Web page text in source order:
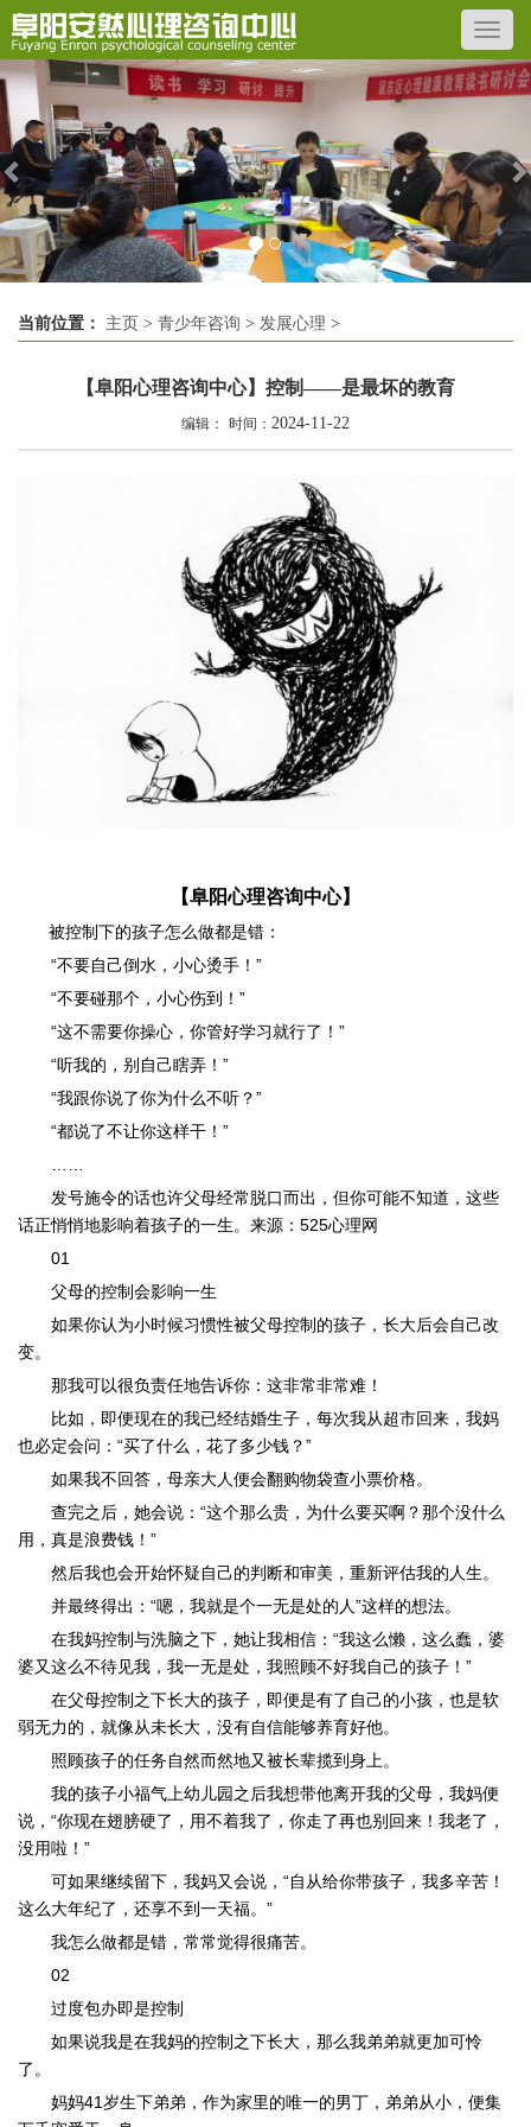
Previous
当前位置： 主页 > 青少年咨询 > 发展心理 >
【阜阳心理咨询中心】控制——是最坏的教育
编辑： 时间： 2024-11-22
【阜阳心理咨询中心】
被控制下的孩子怎么做都是错：
“不要自己倒水，小心烫手！”
“不要碰那个，小心伤到！”
“这不需要你操心，你管好学习就行了！”
“听我的，别自己瞎弄！”
“我跟你说了你为什么不听？”
“都说了不让你这样干！”
发号施令的话也许父母经常脱口而出，但你可能不知道，这些
话正悄悄地影响着孩子的一生。来源：525心理网
01
父母的控制会影响一生
如果你认为小时候习惯性被父母控制的孩子，长大后会自己改
变。
那我可以很负责任地告诉你：这非常非常难！
比如，即便现在的我已经结婚生子，每次我从超市回来，我妈
也必定会问：“买了什么，花了多少钱？”
如果我不回答，母亲大人便会翻购物袋查小票价格。
查完之后，她会说：“这个那么贵，为什么要买啊？那个没什么
用，真是浪费钱！”
然后我也会开始怀疑自己的判断和审美，重新评估我的人生。
并最终得出：“嗯，我就是个一无是处的人”这样的想法。
在我妈控制与洗脑之下，她让我相信：“我这么懒，这么蠢，婆
婆又这么不待见我，我一无是处，我照顾不好我自己的孩子！”
在父母控制之下长大的孩子，即便是有了自己的小孩，也是软
弱无力的，就像从未长大，没有自信能够养育好他。
照顾孩子的任务自然而然地又被长辈揽到身上。
我的孩子小福气上幼儿园之后我想带他离开我的父母，我妈便
说，“你现在翅膀硬了，用不着我了，你走了再也别回来！我老了，
没用啦！”
可如果继续留下，我妈又会说，“自从给你带孩子，我多辛苦！
这么大年纪了，还享不到一天福。”
我怎么做都是错，常常觉得很痛苦。
02
过度包办即是控制
如果说我是在我妈的控制之下长大，那么我弟弟就更加可怜
了。
妈妈41岁生下弟弟，作为家里的唯一的男丁，弟弟从小，便集